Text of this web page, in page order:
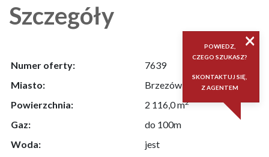
Szczegóły
Numer oferty:
7639
Miasto:
Brzezówka
Powierzchnia:
2 116,0 m2
Gaz:
do 100m
Woda:
jest
×
POWIEDZ,
CZEGO SZUKASZ?
SKONTAKTUJ SIĘ,
Z AGENTEM